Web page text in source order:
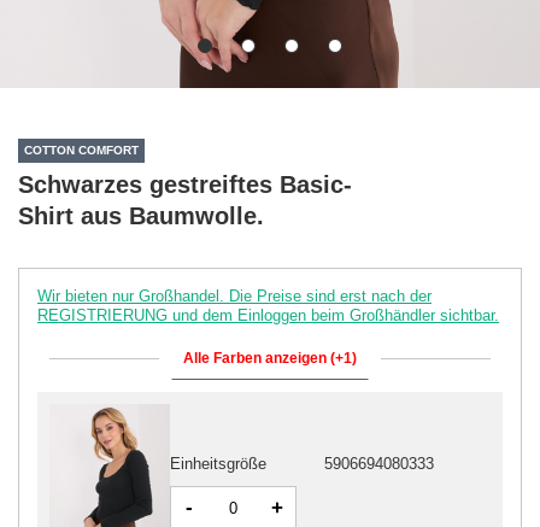
COTTON COMFORT
Schwarzes gestreiftes Basic-
Shirt aus Baumwolle.
Wir bieten nur Großhandel. Die Preise sind erst nach der
REGISTRIERUNG und dem Einloggen beim Großhändler sichtbar.
Alle Farben anzeigen (+1)
Einheitsgröße 5906694080333
- +